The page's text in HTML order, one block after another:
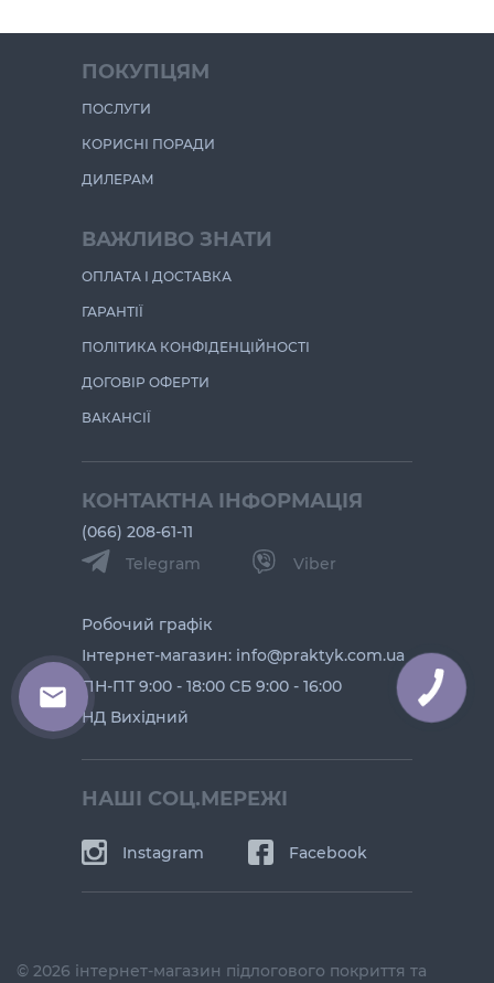
ПОКУПЦЯМ
ПОСЛУГИ
КОРИСНІ ПОРАДИ
ДИЛЕРАМ
ВАЖЛИВО ЗНАТИ
ОПЛАТА І ДОСТАВКА
ГАРАНТІЇ
ПОЛІТИКА КОНФІДЕНЦІЙНОСТІ
ДОГОВІР ОФЕРТИ
ВАКАНСІЇ
КОНТАКТНА ІНФОРМАЦІЯ
(066) 208-61-11
Telegram
Viber
Робочий графік
Інтернет-магазин: info@praktyk.com.ua
ПН-ПТ 9:00 - 18:00 СБ 9:00 - 16:00
НД Вихідний
НАШІ СОЦ.МЕРЕЖІ
Instagram Facebook
© 2026 інтернет-магазин підлогового покриття та